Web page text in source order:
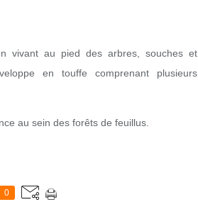
vivant au pied des arbres, souches et
en touffe comprenant plusieurs
au sein des forêts de feuillus.
0